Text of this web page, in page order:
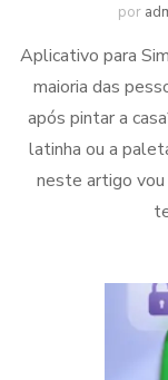
por
Aplicativo para
maioria das
após pintar a
latinha ou a
neste artigo